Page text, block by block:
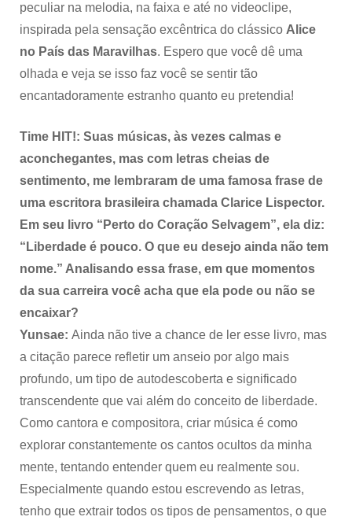
peculiar na melodia, na faixa e até no videoclipe,
inspirada pela sensação excêntrica do clássico Alice
no País das Maravilhas. Espero que você dê uma
olhada e veja se isso faz você se sentir tão
encantadoramente estranho quanto eu pretendia!
Time HIT!: Suas músicas, às vezes calmas e
aconchegantes, mas com letras cheias de
sentimento, me lembraram de uma famosa frase de
uma escritora brasileira chamada Clarice Lispector.
Em seu livro “Perto do Coração Selvagem”, ela diz:
“Liberdade é pouco. O que eu desejo ainda não tem
nome.” Analisando essa frase, em que momentos
da sua carreira você acha que ela pode ou não se
encaixar?
Yunsae: Ainda não tive a chance de ler esse livro, mas
a citação parece refletir um anseio por algo mais
profundo, um tipo de autodescoberta e significado
transcendente que vai além do conceito de liberdade.
Como cantora e compositora, criar música é como
explorar constantemente os cantos ocultos da minha
mente, tentando entender quem eu realmente sou.
Especialmente quando estou escrevendo as letras,
tenho que extrair todos os tipos de pensamentos, o que